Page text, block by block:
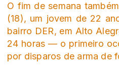
O fim de semana
(18), um jovem de 22
bairro DER, em Alto
24 horas — o primeiro
por disparos de arma de